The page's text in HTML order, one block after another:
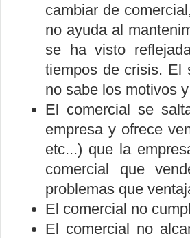
cambiar de
no ayuda al
se ha visto
tiempos de crisis. El
no sabe los motivos
El comercial se
empresa y ofrece
etc...) que la
comercial que
problemas que
El comercial no
El comercial no